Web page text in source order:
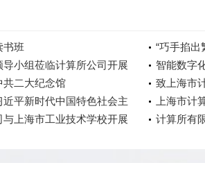
书班
“巧手掐
有限公司
小组莅临计算所公司开展
智能数字
实验动物
共二大纪念馆
致上海市
平新时代中国特色社会主
第四期读书班活动
上海市计
暨2025年
与上海市工业技术学校开展
计算所有